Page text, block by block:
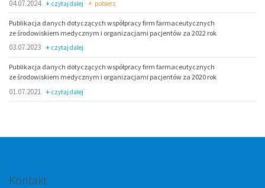
04.07.2024 czytaj dalej pobierz
Publikacja danych dotyczących współpracy firm farmaceutycznych
ze środowiskiem medycznym i organizacjami pacjentów za 2022 rok
03.07.2023 czytaj dalej
Publikacja danych dotyczących współpracy firm farmaceutycznych
ze środowiskiem medycznym i organizacjami pacjentów za 2020 rok
01.07.2021 czytaj dalej
Kontakt